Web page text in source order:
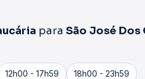
para São José Dos
12h00 - 17h59 18h00 - 23h59